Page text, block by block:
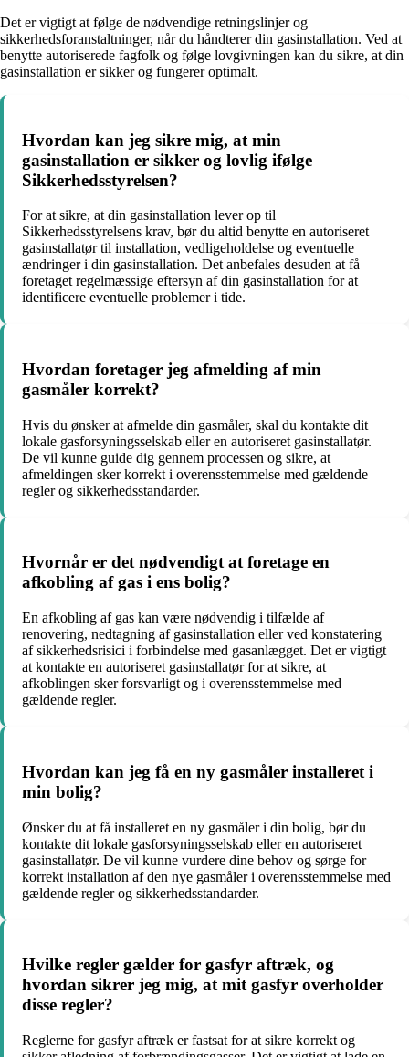
Det er vigtigt at følge de nødvendige retningslinjer og
sikkerhedsforanstaltninger, når du håndterer din gasinstallation. Ved at
benytte autoriserede fagfolk og følge lovgivningen kan du sikre, at din
gasinstallation er sikker og fungerer optimalt.
Hvordan kan jeg sikre mig, at min
gasinstallation er sikker og lovlig ifølge
Sikkerhedsstyrelsen?
For at sikre, at din gasinstallation lever op til
Sikkerhedsstyrelsens krav, bør du altid benytte en autoriseret
gasinstallatør til installation, vedligeholdelse og eventuelle
ændringer i din gasinstallation. Det anbefales desuden at få
foretaget regelmæssige eftersyn af din gasinstallation for at
identificere eventuelle problemer i tide.
Hvordan foretager jeg afmelding af min
gasmåler korrekt?
Hvis du ønsker at afmelde din gasmåler, skal du kontakte dit
lokale gasforsyningsselskab eller en autoriseret gasinstallatør.
De vil kunne guide dig gennem processen og sikre, at
afmeldingen sker korrekt i overensstemmelse med gældende
regler og sikkerhedsstandarder.
Hvornår er det nødvendigt at foretage en
afkobling af gas i ens bolig?
En afkobling af gas kan være nødvendig i tilfælde af
renovering, nedtagning af gasinstallation eller ved konstatering
af sikkerhedsrisici i forbindelse med gasanlægget. Det er vigtigt
at kontakte en autoriseret gasinstallatør for at sikre, at
afkoblingen sker forsvarligt og i overensstemmelse med
gældende regler.
Hvordan kan jeg få en ny gasmåler installeret i
min bolig?
Ønsker du at få installeret en ny gasmåler i din bolig, bør du
kontakte dit lokale gasforsyningsselskab eller en autoriseret
gasinstallatør. De vil kunne vurdere dine behov og sørge for
korrekt installation af den nye gasmåler i overensstemmelse med
gældende regler og sikkerhedsstandarder.
Hvilke regler gælder for gasfyr aftræk, og
hvordan sikrer jeg mig, at mit gasfyr overholder
disse regler?
Reglerne for gasfyr aftræk er fastsat for at sikre korrekt og